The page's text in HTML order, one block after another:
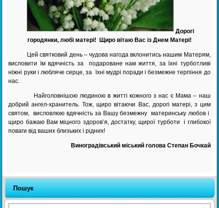
Дорогі
городянки, любі матері!
Щиро вітаю Вас із Днем Матері!
Цей святковий день – чудова нагода вклонитись нашим Матерям,
висловити їм вдячність за подароване нам життя, за їхні турботливі
ніжні руки і любляче серце, за їхні мудрі поради і безмежне терпіння до
нас.
Найголовнішою людиною в житті кожного з нас є Мама – наш
добрий ангел-хранитель. Тож, щиро вітаючи Вас, дорогі матері, з цим
святом, висловлюю вдячність за Вашу безмежну материнську любов і
щиро бажаю Вам міцного здоров’я, достатку, щирої турботи і глибокої
поваги від ваших близьких і рідних!
Виноградівський міський голова Степан Бочкай
Пошук